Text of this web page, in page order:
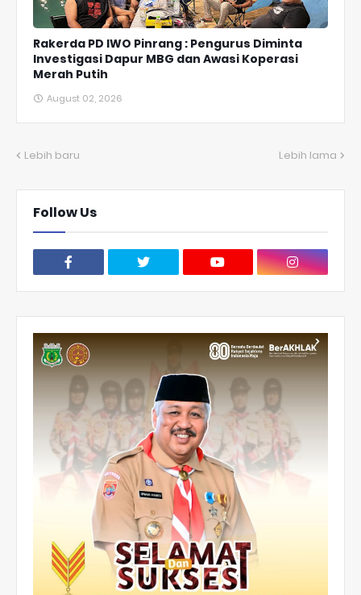
Rakerda PD IWO Pinrang : Pengurus Diminta
Investigasi Dapur MBG dan Awasi Koperasi
Merah Putih
August 02, 2026
Lebih baru Lebih lama
Follow Us